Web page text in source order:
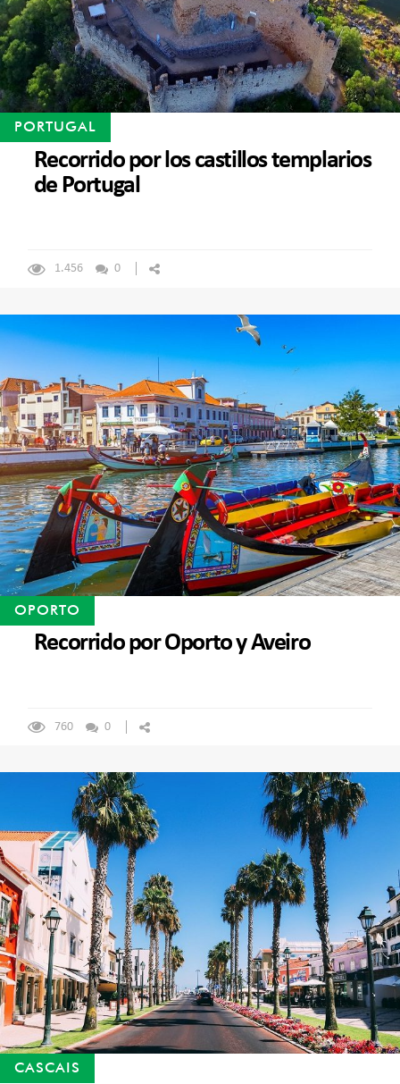
PORTUGAL
Recorrido por los castillos templarios
de Portugal
1.456 0
OPORTO
Recorrido por Oporto y Aveiro
760 0
CASCAIS